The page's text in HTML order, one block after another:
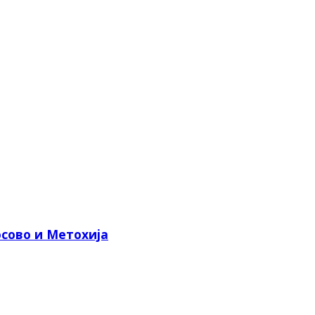
и Метохија